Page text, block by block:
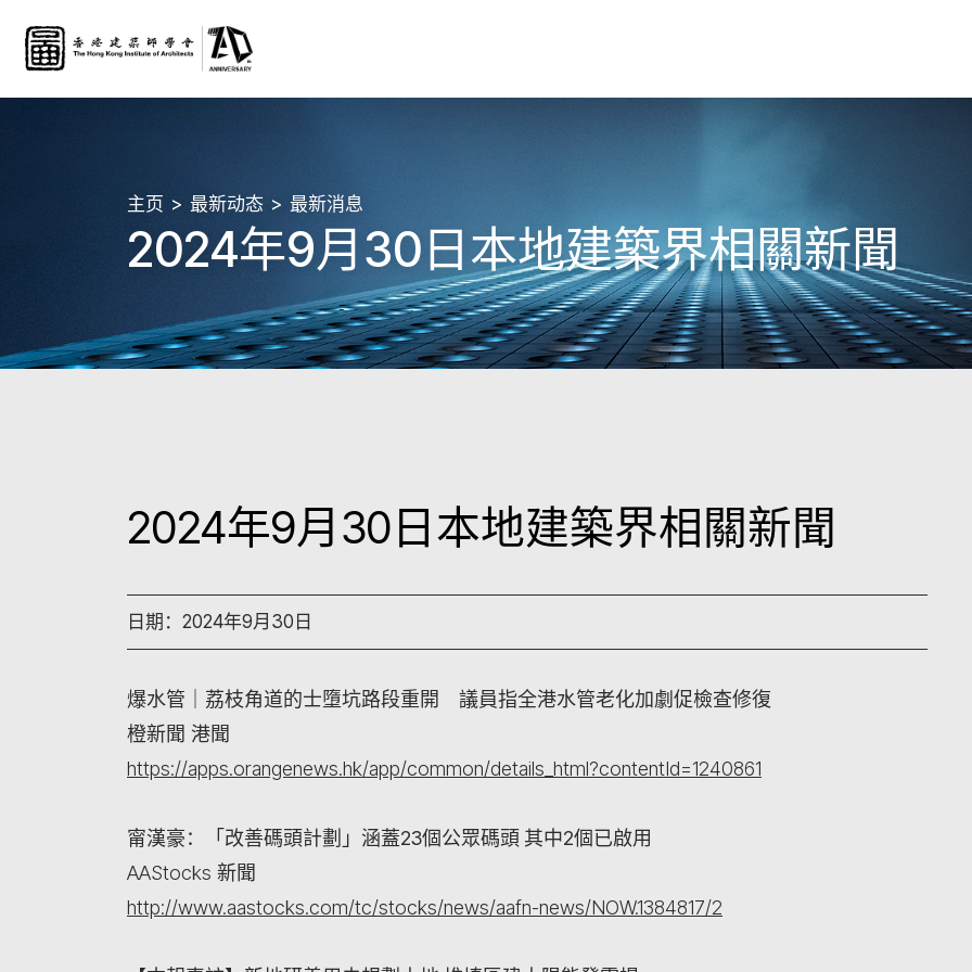
主页 最新动态 最新消息
2024年9月30日本地建築界相關新聞
2024年9月30日本地建築界相關新聞
日期：2024年9月30日
爆水管｜荔枝角道的士墮坑路段重開 議員指全港水管老化加劇促檢查修復
橙新聞 港聞
https://apps.orangenews.hk/app/common/details_html?contentId=1240861
甯漢豪：「改善碼頭計劃」涵蓋23個公眾碼頭 其中2個已啟用
AAStocks 新聞
http://www.aastocks.com/tc/stocks/news/aafn-news/NOW.1384817/2